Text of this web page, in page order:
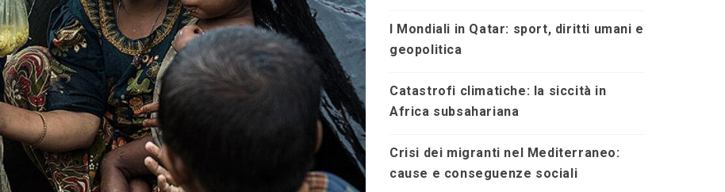
I Mondiali in Qatar: sport, diritti umani e
geopolitica
Catastrofi climatiche: la siccità in
Africa subsahariana
Crisi dei migranti nel Mediterraneo:
cause e conseguenze sociali